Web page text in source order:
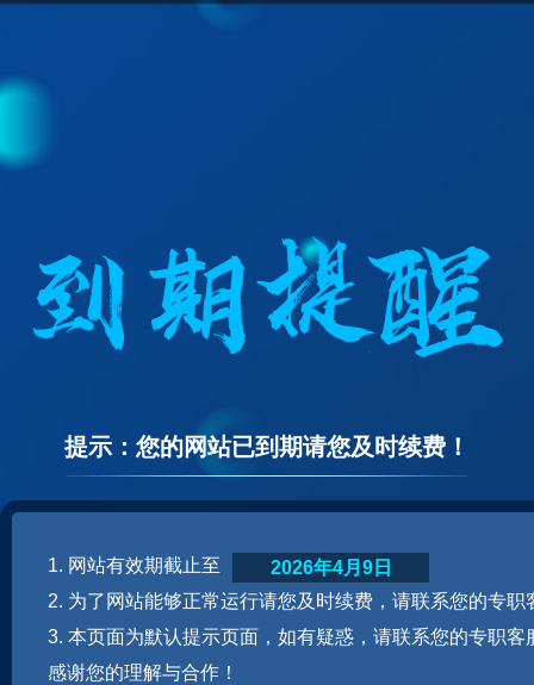
提示：您的网站已到期请您及时续费！
1. 网站有效期截止至
2. 为了网站能够正常运行请您及时续费，请联系您的专职
3. 本页面为默认提示页面，如有疑惑，请联系您的专职客
感谢您的理解与合作！
2026年4月9日